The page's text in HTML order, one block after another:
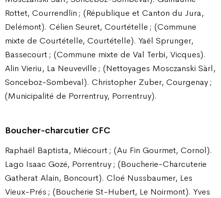
Rottet, Courrendlin ; (République et Canton du Jura,
Delémont). Célien Seuret, Courtételle ; (Commune
mixte de Courtételle, Courtételle). Yaël Sprunger,
Bassecourt ; (Commune mixte de Val Terbi, Vicques).
Alin Vieriu, La Neuveville ; (Nettoyages Mosczanski Sàrl,
Sonceboz-Sombeval). Christopher Zuber, Courgenay ;
(Municipalité de Porrentruy, Porrentruy).
Boucher-charcutier CFC
Raphaël Baptista, Miécourt ; (Au Fin Gourmet, Cornol).
Lago Isaac Gozé, Porrentruy ; (Boucherie-Charcuterie
Gatherat Alain, Boncourt). Cloé Nussbaumer, Les
Vieux-Prés ; (Boucherie St-Hubert, Le Noirmont). Yves